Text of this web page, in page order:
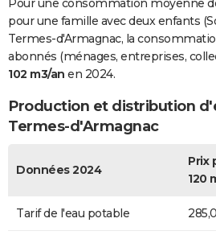
Pour une consommation moyenne
pour une famille avec deux enfants
Termes-d'Armagnac, la
abonnés (ménages, entreprises,
102 m3/an en 2024.
Production et distribution
Termes-d'Armagnac
Données 2024
Prix
120
Tarif de l'eau potable